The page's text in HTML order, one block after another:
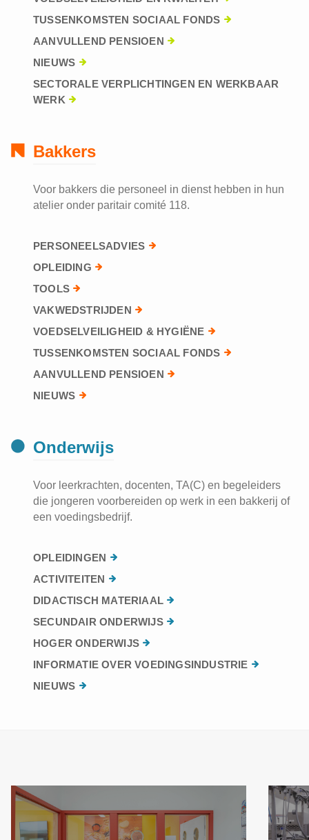
TUSSENKOMSTEN SOCIAAL FONDS
AANVULLEND PENSIOEN
NIEUWS
SECTORALE VERPLICHTINGEN EN WERKBAAR
WERK
Bakkers
Voor bakkers die personeel in dienst hebben in hun
atelier onder paritair comité 118.
PERSONEELSADVIES
OPLEIDING
TOOLS
VAKWEDSTRIJDEN
VOEDSELVEILIGHEID & HYGIËNE
TUSSENKOMSTEN SOCIAAL FONDS
AANVULLEND PENSIOEN
NIEUWS
Onderwijs
Voor leerkrachten, docenten, TA(C) en begeleiders
die jongeren voorbereiden op werk in een bakkerij of
een voedingsbedrijf.
OPLEIDINGEN
ACTIVITEITEN
DIDACTISCH MATERIAAL
SECUNDAIR ONDERWIJS
HOGER ONDERWIJS
INFORMATIE OVER VOEDINGSINDUSTRIE
NIEUWS